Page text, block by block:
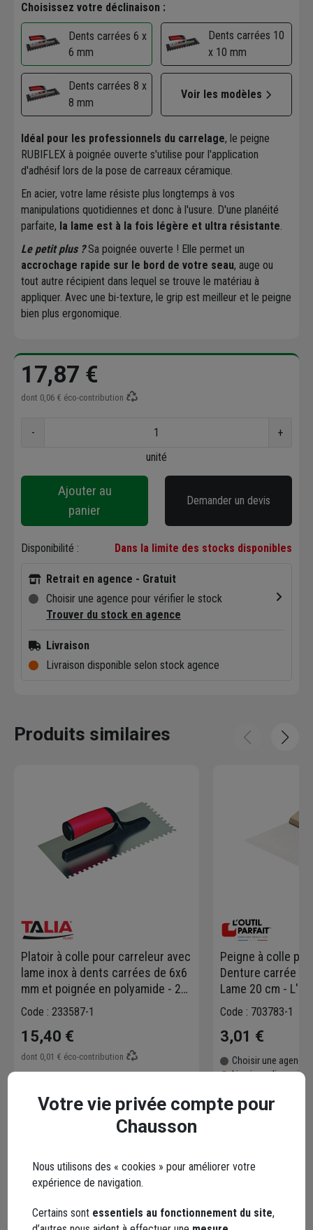
Choisissez votre déclinaison :
Dents carrées 6 x
6 mm
Dents carrées 10
x 10 mm
Dents carrées 8 x
8 mm
Voir les modèles
Idéal pour les professionnels du carrelage, le peigne
RUBIFLEX à poignée ouverte s'utilise pour l'application
d'adhésif lors de la pose de carreaux céramique.
En acier, votre lame résiste plus longtemps à vos
manipulations quotidiennes et donc à l'usure. D'une planéité
parfaite, la lame est à la fois légère et ultra résistante.
Le petit plus ?Sa poignée ouverte ! Elle permet un
accrochage rapide sur le bord de votre seau, auge ou
tout autre récipient dans lequel se trouve le matériau à
appliquer. Avec une bi-texture, le grip est meilleur et le peigne
bien plus ergonomique.
17,87 €
dont 0,06 € éco-contribution
-
+
unité
Ajouter au
panier
Demander un devis
Disponibilité : Dans la limite des stocks disponibles
Retrait en agence - Gratuit
Choisir une agence pour vérifier le stock
Trouver du stock en agence
Livraison
Livraison disponible selon stock agence
Produits similaires
Platoir à colle pour carreleur avec
lame inox à dents carrées de 6x6
mm et poignée en polyamide - 28
x 12 cm
Code : 233587-1
15,40 €
dont 0,01 € éco-contribution
Peigne à colle
Denture carrée
Lame 20 cm -
Code : 703783-1
3,01 €
Choisir une agence
Livraison
Votre vie privée compte pour
Chausson
Nous utilisons des « cookies » pour améliorer votre
expérience de navigation.
Certains sont essentiels au fonctionnement du site,